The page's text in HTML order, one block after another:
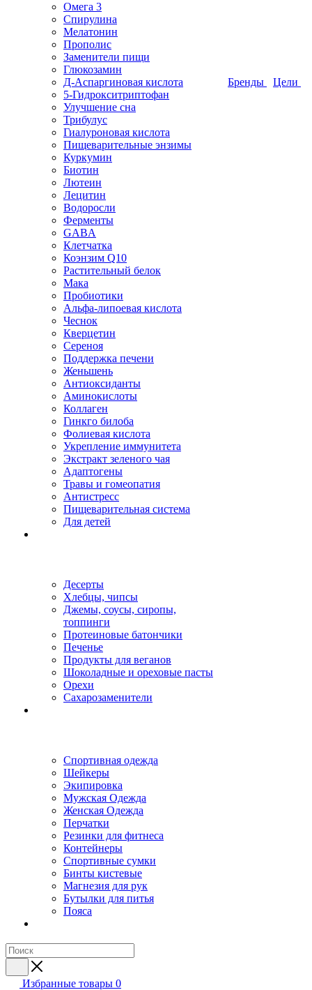
Омега 3
Спирулина
Мелатонин
Прополис
Заменители пищи
Глюкозамин
Д-Аспаргиновая кислота
5-Гидрокситриптофан
Улучшение сна
Трибулус
Гиалуроновая кислота
Пищеварительные энзимы
Куркумин
Биотин
Лютеин
Лецитин
Водоросли
Ферменты
GABA
Клетчатка
Коэнзим Q10
Растительный белок
Мака
Пробиотики
Альфа-липоевая кислота
Чеснок
Кверцетин
Сереноя
Поддержка печени
Женьшень
Антиоксиданты
Аминокислоты
Коллаген
Гинкго билоба
Фолиевая кислота
Укрепление иммунитета
Экстракт зеленого чая
Адаптогены
Травы и гомеопатия
Антистресс
Пищеварительная система
Для детей
Десерты
Хлебцы, чипсы
Джемы, соусы, сиропы,
топпинги
Протеиновые батончики
Печенье
Продукты для веганов
Шоколадные и ореховые пасты
Орехи
Сахарозаменители
Спортивная одежда
Шейкеры
Экипировка
Мужская Одежда
Женская Одежда
Перчатки
Резинки для фитнеса
Контейнеры
Спортивные сумки
Бинты кистевые
Магнезия для рук
Бутылки для питья
Пояса
Бренды Цели
Избранные товары 0